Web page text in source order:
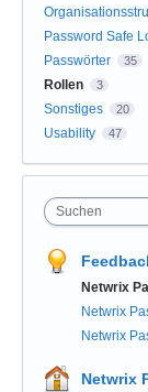
Password Safe
Passwörter 35
Rollen 3
Sonstiges 20
Usability 47
Suchen
Netwrix
Netwrix
Netwrix
Netwrix